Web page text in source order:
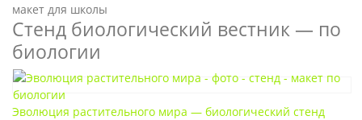
Стенд биологический вестник — по
биологии
Эволюция растительного мира — биологический стенд